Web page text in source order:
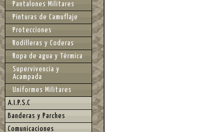
Pantalones Militares
Pinturas de Camuflaje
Protecciones
Rodilleras y Coderas
Ropa de agua y Térmica
Supervivencia y
Acampada
Uniformes Militares
A.I.P.S.C
Banderas y Parches
Comunicaciones